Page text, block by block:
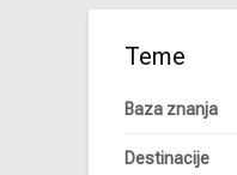
Teme
Baza znanja
Destinacije